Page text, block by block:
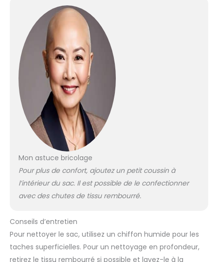
Mon astuce bricolage
Pour plus de confort, ajoutez un petit coussin à
l’intérieur du sac. Il est possible de le confectionner
avec des chutes de tissu rembourré.
Conseils d’entretien
Pour nettoyer le sac, utilisez un chiffon humide pour les
taches superficielles. Pour un nettoyage en profondeur,
retirez le tissu rembourré si possible et lavez-le à la